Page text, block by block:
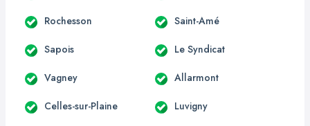
Rochesson Saint-Amé
Sapois Le Syndicat
Vagney Allarmont
Celles-sur-Plaine Luvigny